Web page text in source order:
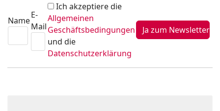
Name
E-
Mail
Ich akzeptiere die
Allgemeinen
Geschäftsbedingungen
und die
Datenschutzerklärung